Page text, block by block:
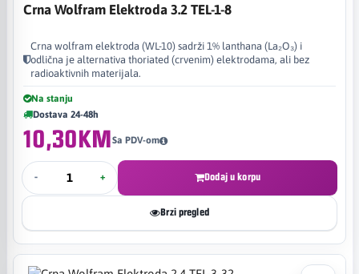
Crna Wolfram Elektroda 3.2 TEL-1-8
Crna wolfram elektroda (WL-10) sadrži 1% lanthana (La₂O₃) i
odlična je alternativa thoriated (crvenim) elektrodama, ali bez
radioaktivnih materijala.
Na stanju
Dostava 24-48h
10,30KMSa PDV-om
- + Dodaj u korpu
Brzi pregled